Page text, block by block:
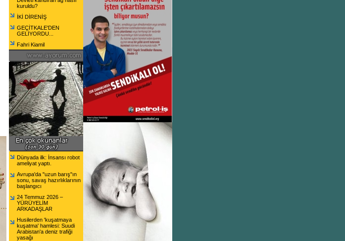
kuruldu?
İKİ DİRENİŞ
GEÇİTKALE'DEN
GELİYORDU...
Fahri Kiamil
Dünyada ilk: İnsansı robot
ameliyat yaptı.
Avrupa'da "uzun barış"ın
sonu, savaş hazırlıklarının
başlangıcı
24 Temmuz 2026 –
YÜRÜYELİM
ARKADAŞLAR
Husilerden 'kuşatmaya
kuşatma' hamlesi: Suudi
Arabistan'a deniz trafiği
yasağı